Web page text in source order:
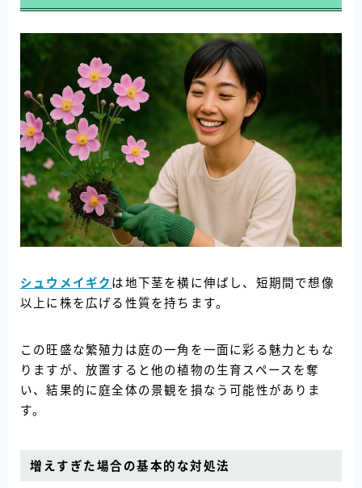
シュウメイギク は地下茎を横に伸ばし、短期間で想像
以上に株を広げる性質を持ちます。
この旺盛な繁殖力は庭の一角を一面に彩る魅力ともな
りますが、放置すると他の植物の生育スペースを奪
い、結果的に庭全体の景観を損なう可能性がありま
す。
増えすぎた場合の基本的な対処法